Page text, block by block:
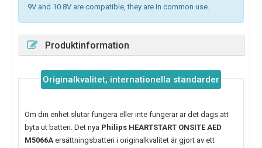
9V and 10.8V are compatible, they are in common use.
Produktinformation
Originalkvalitet, internationella standarder
Om din enhet slutar fungera eller inte fungerar är det dags att
byta ut batteri. Det nya Philips HEARTSTART ONSITE AED
M5066A ersättningsbatteri i originalkvalitet är gjort av ett